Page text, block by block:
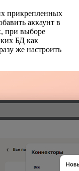
прикрепленных
аккаунт в
при выборе
БД как
же настроить